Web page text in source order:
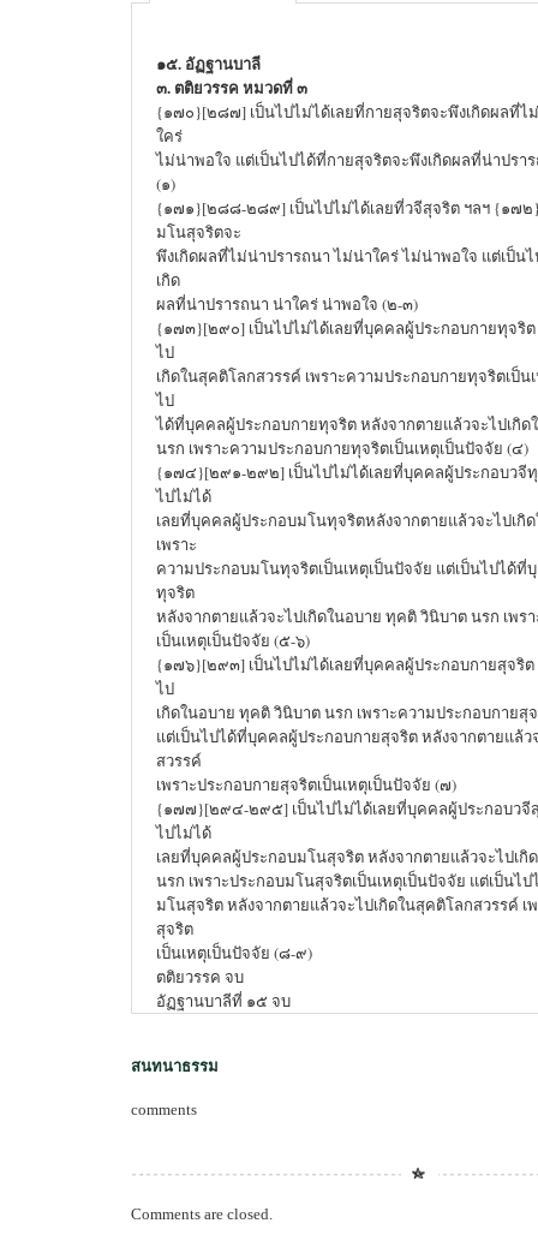
๑๕. อัฏฐานบาลี
๓. ตติยวรรค หมวดที่ ๓
{๑๗๐}[๒๘๗] เป็นไปไม่ได้เลยที่กายสุจริตจะพึงเกิดผลที่ไ
ใคร่
ไม่น่าพอใจ แต่เป็นไปได้ที่กายสุจริตจะพึงเกิดผลที่น่าปรา
(๑)
{๑๗๑}[๒๘๘-๒๘๙] เป็นไปไม่ได้เลยที่วจีสุจริต ฯลฯ {๑๗๒}
มโนสุจริตจะ
พึงเกิดผลที่ไม่น่าปรารถนา ไม่น่าใคร่ ไม่น่าพอใจ แต่เป็น
เกิด
ผลที่น่าปรารถนา น่าใคร่ น่าพอใจ (๒-๓)
{๑๗๓}[๒๙๐] เป็นไปไม่ได้เลยที่บุคคลผู้ประกอบกายทุจริต
ไป
เกิดในสุคติโลกสวรรค์ เพราะความประกอบกายทุจริตเป็น
ไป
ได้ที่บุคคลผู้ประกอบกายทุจริต หลังจากตายแล้วจะไปเกิ
นรก เพราะความประกอบกายทุจริตเป็นเหตุเป็นปัจจัย (๔)
{๑๗๔}[๒๙๑-๒๙๒] เป็นไปไม่ได้เลยที่บุคคลผู้ประกอบวจี
ไปไม่ได้
เลยที่บุคคลผู้ประกอบมโนทุจริตหลังจากตายแล้วจะไปเกิ
เพราะ
ความประกอบมโนทุจริตเป็นเหตุเป็นปัจจัย แต่เป็นไปได้
ทุจริต
หลังจากตายแล้วจะไปเกิดในอบาย ทุคติ วินิบาต นรก เพร
เป็นเหตุเป็นปัจจัย (๕-๖)
{๑๗๖}[๒๙๓] เป็นไปไม่ได้เลยที่บุคคลผู้ประกอบกายสุจริต
ไป
เกิดในอบาย ทุคติ วินิบาต นรก เพราะความประกอบกายสุ
แต่เป็นไปได้ที่บุคคลผู้ประกอบกายสุจริต หลังจากตายแล้ว
สวรรค์
เพราะประกอบกายสุจริตเป็นเหตุเป็นปัจจัย (๗)
{๑๗๗}[๒๙๔-๒๙๕] เป็นไปไม่ได้เลยที่บุคคลผู้ประกอบวจี
ไปไม่ได้
เลยที่บุคคลผู้ประกอบมโนสุจริต หลังจากตายแล้วจะไปเกิ
นรก เพราะประกอบมโนสุจริตเป็นเหตุเป็นปัจจัย แต่เป็นไ
มโนสุจริต หลังจากตายแล้วจะไปเกิดในสุคติโลกสวรรค์ เ
สุจริต
เป็นเหตุเป็นปัจจัย (๘-๙)
ตติยวรรค จบ
อัฏฐานบาลีที่ ๑๕ จบ
สนทนาธรรม
comments
Comments are closed.